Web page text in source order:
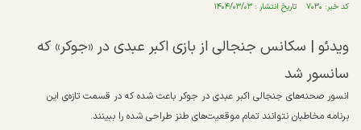
کد خبر: ۷۰۳۰ تاریخ انتشار : ۱۴۰۴/۰۳/۰۳
ویدئو | سکانس جنجالی از بازی اکبر عبدی در «جوکر» که
سانسور شد
انسور صحنه‌های جنجالی اکبر عبدی در جوکر باعث شده که در قسمت تاز‌ه‌ی این
برنامه مخاطبان نتوانند تمام موقعیت‌های طنز طراحی شده را ببینند.